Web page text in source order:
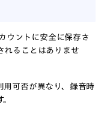
ウントに安全に保存さ
れることはありませ
用可否が異なり、録音時